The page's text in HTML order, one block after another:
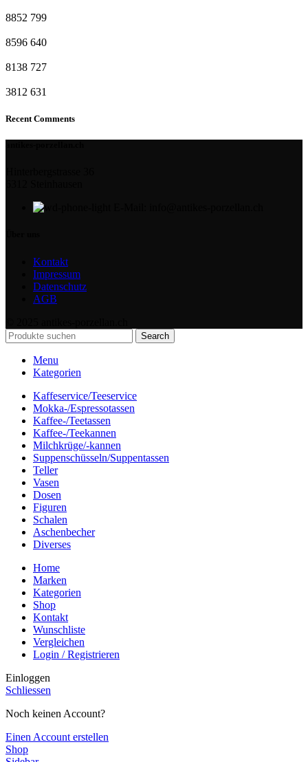
8852 799
8596 640
8138 727
3812 631
Recent Comments
Kontakt
Impressum
Datenschutz
AGB
Search
Menu
Kategorien
Kaffeservice/Teeservice
Mokka-/Espressotassen
Kaffee-/Teetassen
Kaffee-/Teekannen
Milchkrüge/-kannen
Suppenschüsseln/Suppentassen
Teller
Vasen
Dosen
Figuren
Schalen
Aschenbecher
Diverses
Home
Marken
Kategorien
Shop
Kontakt
Wunschliste
Vergleichen
Login / Registrieren
Einloggen
Schliessen
Noch keinen Account?
Einen Account erstellen
Shop